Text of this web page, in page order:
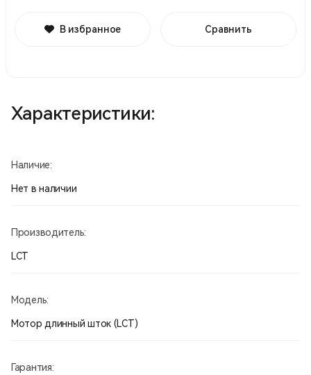
В избранное Сравнить
Характеристики:
Наличие:
Нет в наличии
Производитель:
LCT
Модель:
Мотор длинный шток (LCT)
Гарантия: